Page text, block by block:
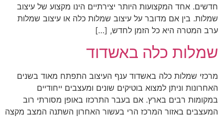
חדשים. אחד המקצועות היותר יצירתיים הינו מקצוע של עיצוב
שמלות. בין אם מדובר על עיצוב שמלות כלה או עיצוב שמלות
ערב המטרה היא כל הזמן לחדש, […]
שמלות כלה באשדוד
מרכזי שמלות כלה באשדוד ענף העיצוב התפתח מאוד בשנים
האחרונות וניתן למצוא בוטיקים שונים ומעצבים ייחודיים
במקומות רבים בארץ. אם בעבר התרכזו באופן מסורתי רוב
המעצבים באזור המרכז הרי בעשור האחרון השתנה המצב מקצה